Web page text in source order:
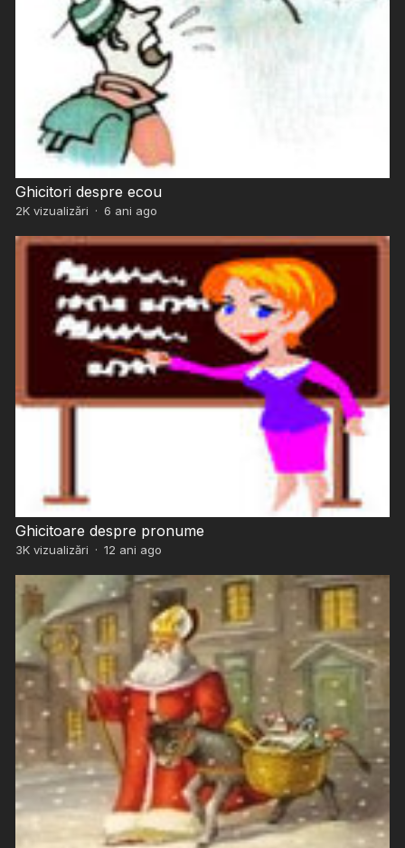
Ghicitori despre ecou
2Kvizualizări · 6 ani ago
Ghicitoare despre pronume
3Kvizualizări · 12 ani ago